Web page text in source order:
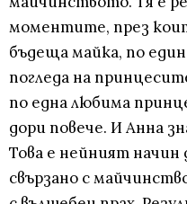
моментите, през
бъдеща майка, по
погледа на
по една любима
дори повече. И Анна
Това е нейният начин
свързано с